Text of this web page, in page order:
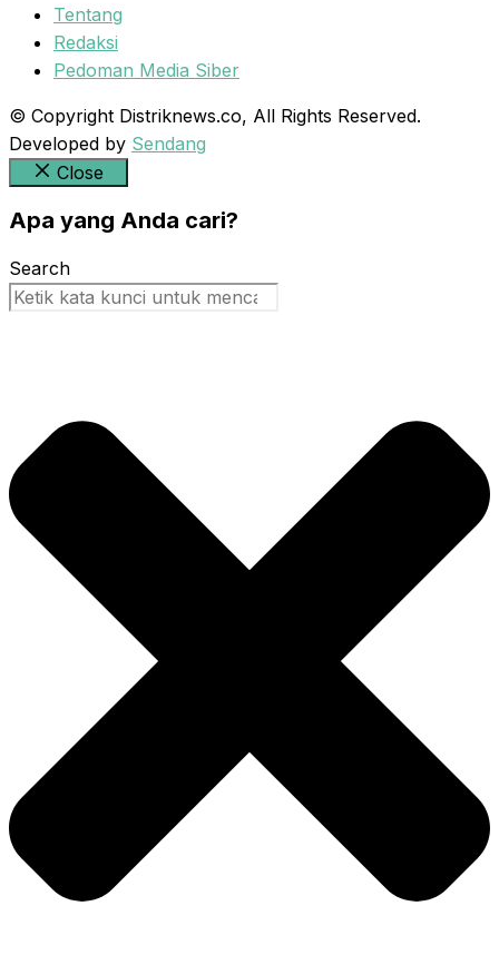
Tentang
Redaksi
Pedoman Media Siber
© Copyright Distriknews.co, All Rights Reserved.
Developed by Sendang
Close
Apa yang Anda cari?
Search